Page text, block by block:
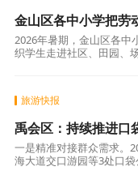
金山区各中小学把劳
2026年暑期，金山区各中
织学生走进社区、田园、
旅游快报
禹会区：持续推进口
一是精准对接群众需求。
海大道交口游园等3处口